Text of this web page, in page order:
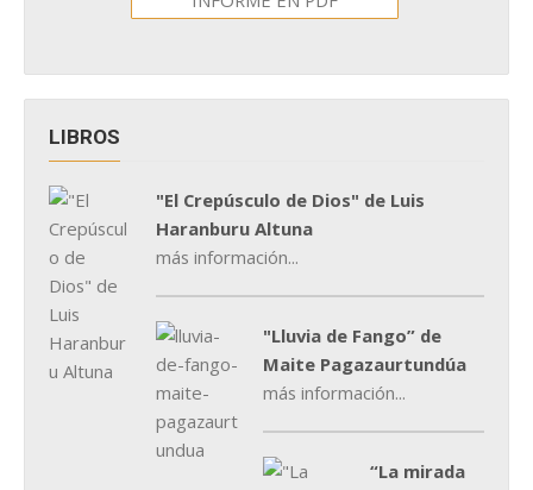
LIBROS
"El Crepúsculo de Dios" de Luis
Haranburu Altuna
más información...
"Lluvia de Fango” de
Maite Pagazaurtundúa
más información...
“La mirada